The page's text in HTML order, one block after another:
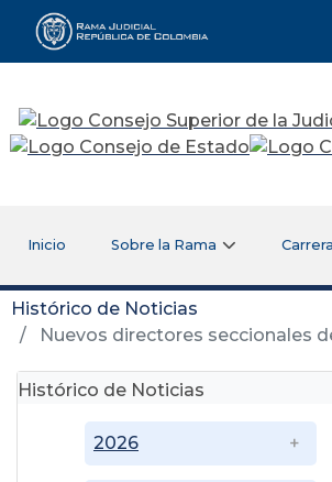
Rama Judicial
Inicio Sobre la Rama
Histórico de Noticias
Nuevos directores seccionales
Histórico de Noticias
2026